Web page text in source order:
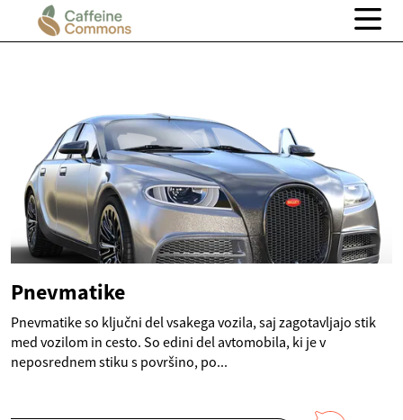
Pnevmatike
Pnevmatike so ključni del vsakega vozila, saj zagotavljajo stik
med vozilom in cesto. So edini del avtomobila, ki je v
neposrednem stiku s površino, po...